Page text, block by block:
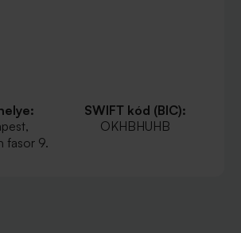
fasor 9.
SWIFT kód (BIC):
OKHBHUHB